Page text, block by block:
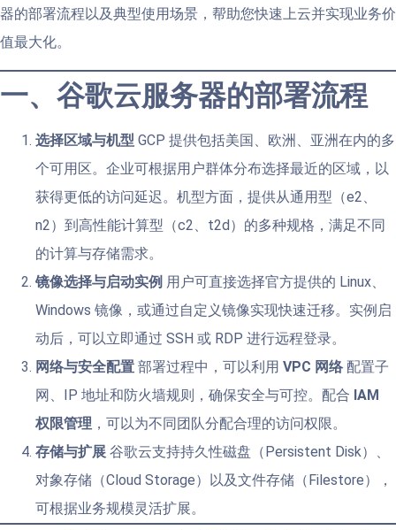
器的部署流程以及典型使用场景，帮助您快速上云并实现业务价
值最大化。
一、谷歌云服务器的部署流程
选择区域与机型 GCP 提供包括美国、欧洲、亚洲在内的多
个可用区。企业可根据用户群体分布选择最近的区域，以
获得更低的访问延迟。机型方面，提供从通用型（e2、
n2）到高性能计算型（c2、t2d）的多种规格，满足不同
的计算与存储需求。
镜像选择与启动实例 用户可直接选择官方提供的 Linux、
Windows 镜像，或通过自定义镜像实现快速迁移。实例启
动后，可以立即通过 SSH 或 RDP 进行远程登录。
网络与安全配置 部署过程中，可以利用 VPC 网络配置子
网、IP 地址和防火墙规则，确保安全与可控。配合 IAM
权限管理 ，可以为不同团队分配合理的访问权限。
存储与扩展 谷歌云支持持久性磁盘（Persistent Disk）、
对象存储（Cloud Storage）以及文件存储（Filestore），
可根据业务规模灵活扩展。